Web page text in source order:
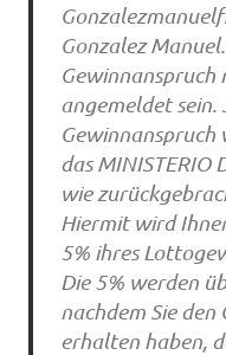
Gonzalez
Gewinnanspruch
angemeldet
das MINISTERIO
wie
Hiermit wird
5% ihres
Die 5% werden
nachdem Sie den
erhalten haben,